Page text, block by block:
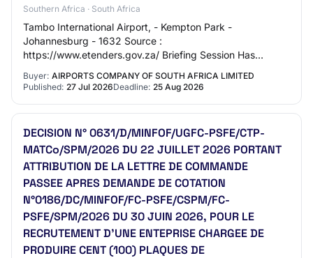
Southern Africa · South Africa
Tambo International Airport, - Kempton Park -
Johannesburg - 1632 Source :
https://www.etenders.gov.za/ Briefing Session Has
APPOINTMENT OF THE PROVISION OF W…
Buyer: AIRPORTS COMPANY OF SOUTH AFRICA LIMITED
Published: 27 Jul 2026Deadline: 25 Aug 2026
DECISION N° 0631/D/MINFOF/UGFC-PSFE/CTP-
MATCo/SPM/2026 DU 22 JUILLET 2026 PORTANT
ATTRIBUTION DE LA LETTRE DE COMMANDE
PASSEE APRES DEMANDE DE COTATION
N°0186/DC/MINFOF/FC-PSFE/CSPM/FC-
PSFE/SPM/2026 DU 30 JUIN 2026, POUR LE
RECRUTEMENT D’UNE ENTEPRISE CHARGEE DE
PRODUIRE CENT (100) PLAQUES DE